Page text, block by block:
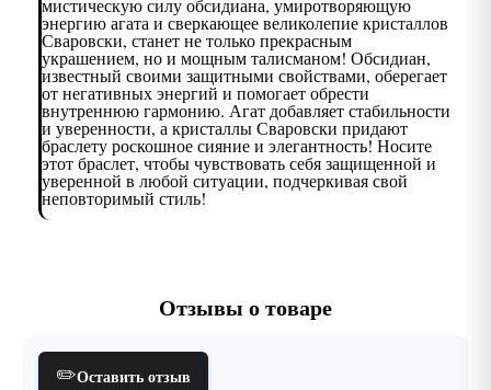
мистическую силу обсидиана, умиротворяющую
энергию агата и сверкающее великолепие кристаллов
Сваровски, станет не только прекрасным
украшением, но и мощным талисманом! Обсидиан,
известный своими защитными свойствами, оберегает
от негативных энергий и помогает обрести
внутреннюю гармонию. Агат добавляет стабильности
и уверенности, а кристаллы Сваровски придают
браслету роскошное сияние и элегантность! Носите
этот браслет, чтобы чувствовать себя защищенной и
уверенной в любой ситуации, подчеркивая свой
неповторимый стиль!
Отзывы о товаре
✏️Оставить отзыв